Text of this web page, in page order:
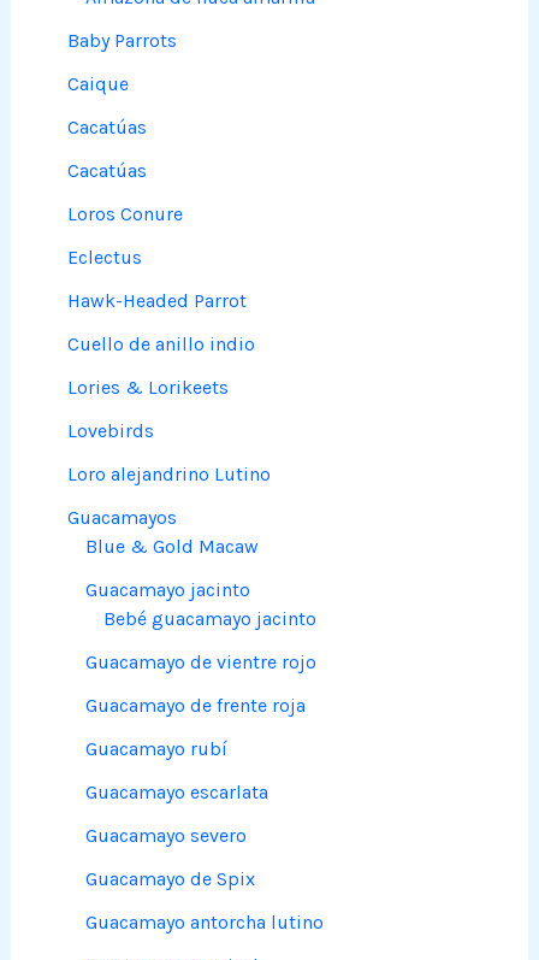
Baby Parrots
Caique
Cacatúas
Cacatúas
Loros Conure
Eclectus
Hawk-Headed Parrot
Cuello de anillo indio
Lories & Lorikeets
Lovebirds
Loro alejandrino Lutino
Guacamayos
Blue & Gold Macaw
Guacamayo jacinto
Bebé guacamayo jacinto
Guacamayo de vientre rojo
Guacamayo de frente roja
Guacamayo rubí
Guacamayo escarlata
Guacamayo severo
Guacamayo de Spix
Guacamayo antorcha lutino